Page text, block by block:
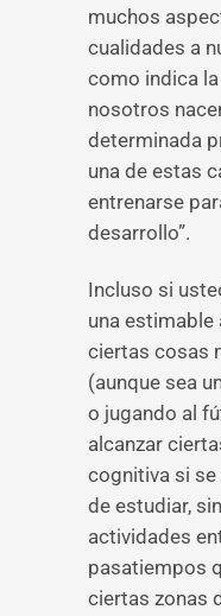
muchos
cualidades a
como indica la
nosotros
determinada
una de estas
entrenarse
desarrollo”.
Incluso si
una
ciertas cosas
(aunque sea
o jugando al
alcanzar
cognitiva si se
de estudiar,
actividades
pasatiempos
ciertas zonas